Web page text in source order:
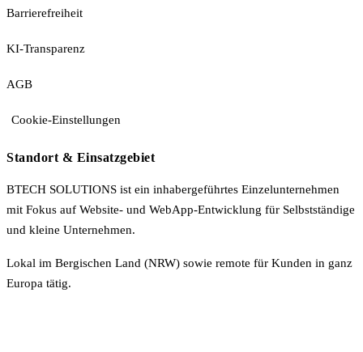
Barrierefreiheit
KI-Transparenz
AGB
Cookie-Einstellungen
Standort & Einsatzgebiet
BTECH SOLUTIONS ist ein inhabergeführtes Einzelunternehmen
mit Fokus auf Website- und WebApp-Entwicklung für Selbstständige
und kleine Unternehmen.
Lokal im Bergischen Land (NRW) sowie remote für Kunden in ganz
Europa tätig.